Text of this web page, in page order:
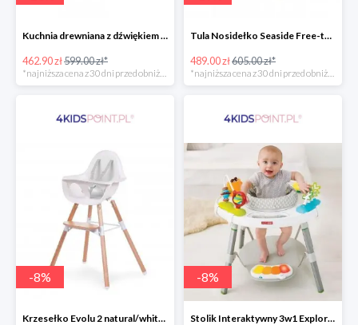
Kuchnia drewniana z dźwiękiem i z 7 akcesoriami Happy Day Janod
462.90 zł599.00 zł*
Tula Nosidełko Seaside Free-to-Grow
489.00 zł605.00 zł*
-8%
Krzesełko Evolu 2 natural/white Childhome
-8%
Stolik Interaktywny 3w1 Explore & More Skip Hop